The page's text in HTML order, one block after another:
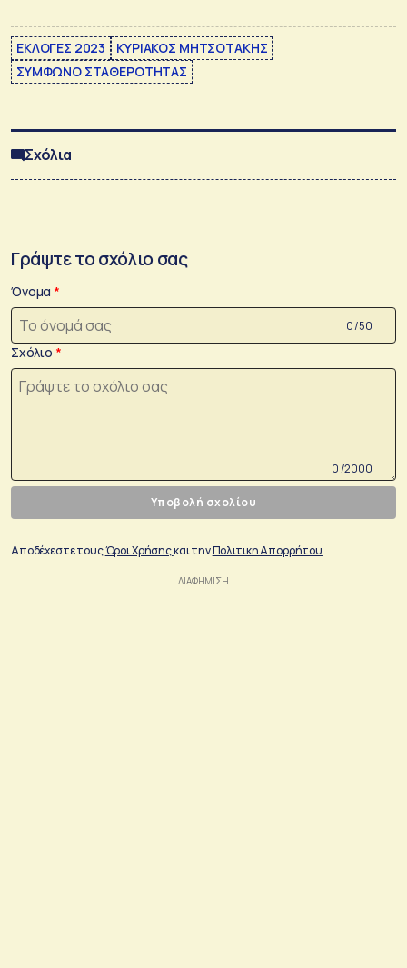
ΕΚΛΟΓΕΣ 2023
ΚΥΡΙΑΚΟΣ ΜΗΤΣΟΤΑΚΗΣ
ΣΥΜΦΩΝΟ ΣΤΑΘΕΡΟΤΗΤΑΣ
Σχόλια
Γράψτε το σχόλιο σας
Όνομα
0 /50
Σχόλιο
0 /2000
Υποβολή σχολίου
Αποδέχεστε τουςΌροι Χρήσηςκαι τηνΠολιτικη Απορρήτου